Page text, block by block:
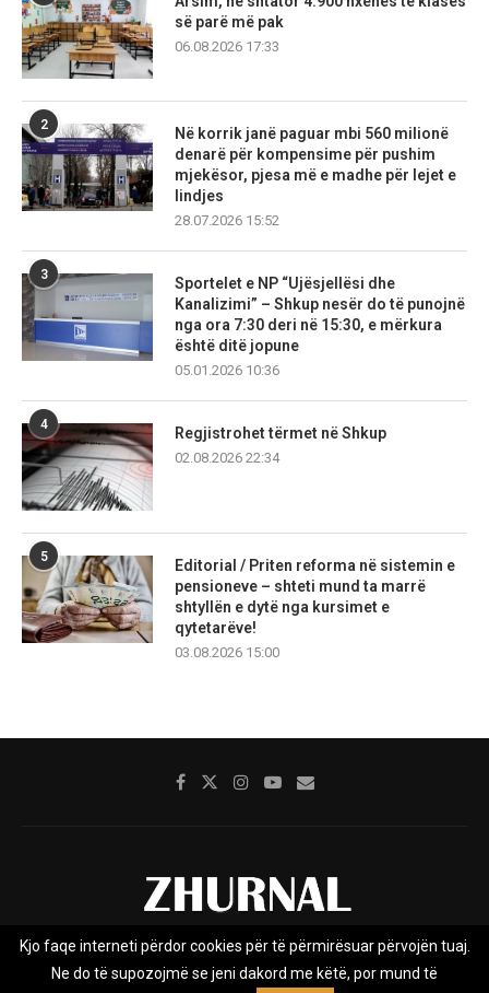
së parë më pak
06.08.2026 17:33
2
Në korrik janë paguar mbi 560 milionë
denarë për kompensime për pushim
mjekësor, pjesa më e madhe për lejet e
lindjes
28.07.2026 15:52
3
Sportelet e NP “Ujësjellësi dhe
Kanalizimi” – Shkup nesër do të punojnë
nga ora 7:30 deri në 15:30, e mërkura
është ditë jopune
05.01.2026 10:36
4
Regjistrohet tërmet në Shkup
02.08.2026 22:34
5
Editorial / Priten reforma në sistemin e
pensioneve – shteti mund ta marrë
shtyllën e dytë nga kursimet e
qytetarëve!
03.08.2026 15:00
Rreth nesh Impresumi Marketing
Kontakt
Privacy Policy
Kjo faqe interneti përdor cookies për të përmirësuar përvojën tuaj.
Ne do të supozojmë se jeni dakord me këtë, por mund të